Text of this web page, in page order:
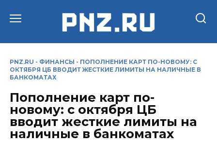
PNZ.RU - ФИНАНСЫ - ПОПОЛНЕНИЕ КАРТ ПО-НОВОМУ: С
ОКТЯБРЯ ЦБ ВВОДИТ ЖЕСТКИЕ ЛИМИТЫ НА НАЛИЧНЫЕ В
БАНКОМАТАХ
Пополнение карт по-
новому: с октября ЦБ
вводит жесткие лимиты на
наличные в банкоматах